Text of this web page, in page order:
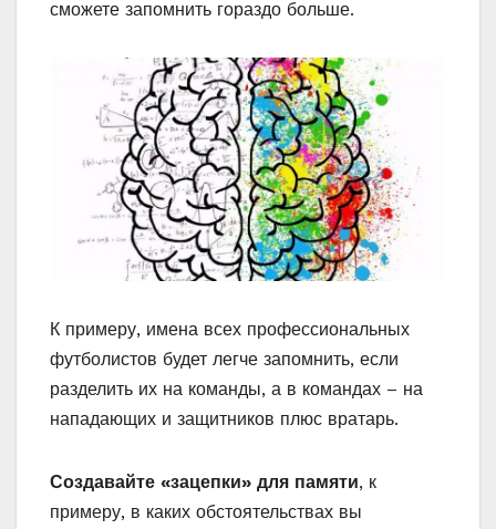
сможете запомнить гораздо больше.
К примеру, имена всех профессиональных
футболистов будет легче запомнить, если
разделить их на команды, а в командах – на
нападающих и защитников плюс вратарь.
Создавайте «зацепки» для памяти, к
примеру, в каких обстоятельствах вы